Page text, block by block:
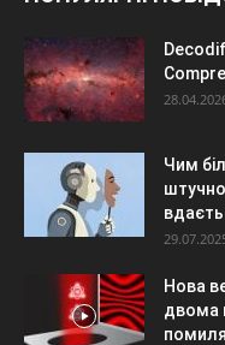
Чим
Нова
двома